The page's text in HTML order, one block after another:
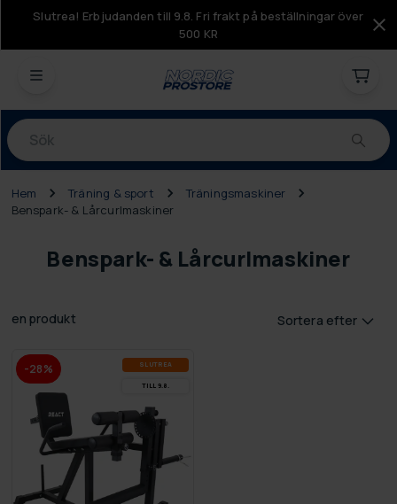
Slutrea! Erbjudanden till 9.8. Fri frakt på beställningar över
500 KR
Produkter
Hem Träning & sport
Träningsmaskiner
Benspark- & Lårcurlmaskiner
Benspark- & Lårcurlmaskiner
en produkt Sortera efter
-28% SLUT­REA
TILL 9.8.